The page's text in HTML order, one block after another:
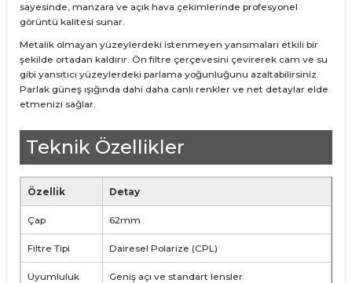
sayesinde, manzara ve açık hava çekimlerinde profesyonel
görüntü kalitesi sunar.
Metalik olmayan yüzeylerdeki istenmeyen yansımaları etkili bir
şekilde ortadan kaldırır. Ön filtre çerçevesini çevirerek cam ve su
gibi yansıtıcı yüzeylerdeki parlama yoğunluğunu azaltabilirsiniz.
Parlak güneş ışığında dahi daha canlı renkler ve net detaylar elde
etmenizi sağlar.
Teknik Özellikler
Özellik Detay
Çap 62mm
Filtre Tipi Dairesel Polarize (CPL)
Uyumluluk Geniş açı ve standart lensler